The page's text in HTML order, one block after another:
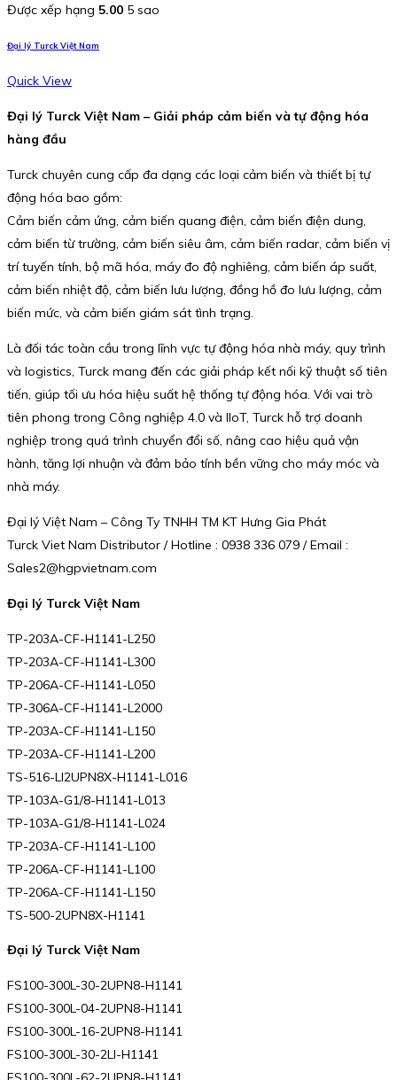
Được xếp hạng 5.00 5 sao
Đại lý Turck Việt Nam
Quick View
Đại lý Turck Việt Nam – Giải pháp cảm biến và tự động hóa
hàng đầu
Turck chuyên cung cấp đa dạng các loại cảm biến và thiết bị tự
động hóa bao gồm:
Cảm biến cảm ứng, cảm biến quang điện, cảm biến điện dung,
cảm biến từ trường, cảm biến siêu âm, cảm biến radar, cảm biến vị
trí tuyến tính, bộ mã hóa, máy đo độ nghiêng, cảm biến áp suất,
cảm biến nhiệt độ, cảm biến lưu lượng, đồng hồ đo lưu lượng, cảm
biến mức, và cảm biến giám sát tình trạng.
Là đối tác toàn cầu trong lĩnh vực tự động hóa nhà máy, quy trình
và logistics, Turck mang đến các giải pháp kết nối kỹ thuật số tiên
tiến, giúp tối ưu hóa hiệu suất hệ thống tự động hóa. Với vai trò
tiên phong trong Công nghiệp 4.0 và IIoT, Turck hỗ trợ doanh
nghiệp trong quá trình chuyển đổi số, nâng cao hiệu quả vận
hành, tăng lợi nhuận và đảm bảo tính bền vững cho máy móc và
nhà máy.
Đại lý Việt Nam – Công Ty TNHH TM KT Hưng Gia Phát
Turck Viet Nam Distributor / Hotline : 0938 336 079 / Email :
Sales2@hgpvietnam.com
Đại lý Turck Việt Nam
TP-203A-CF-H1141-L250
TP-203A-CF-H1141-L300
TP-206A-CF-H1141-L050
TP-306A-CF-H1141-L2000
TP-203A-CF-H1141-L150
TP-203A-CF-H1141-L200
TS-516-LI2UPN8X-H1141-L016
TP-103A-G1/8-H1141-L013
TP-103A-G1/8-H1141-L024
TP-203A-CF-H1141-L100
TP-206A-CF-H1141-L100
TP-206A-CF-H1141-L150
TS-500-2UPN8X-H1141
Đại lý Turck Việt Nam
FS100-300L-30-2UPN8-H1141
FS100-300L-04-2UPN8-H1141
FS100-300L-16-2UPN8-H1141
FS100-300L-30-2LI-H1141